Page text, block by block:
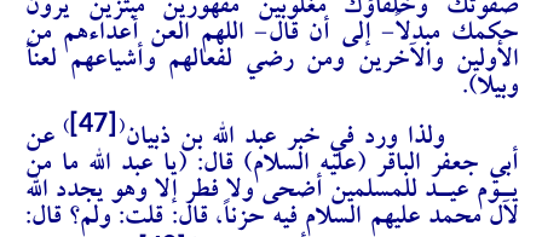
صفوتك وخلفاؤك مغلوبين مقهورين مبتزين يرون
حكمك مبدلاً- إلى أن قال- اللهم العن أعداءهم من
الأولين والآخرين ومن رضي لفعالهم وأشياعهم لعناً
وبيلا).
ولذا ورد في خبر عبد الله بن ذبيان(
) عن
أبي جعفر الباقر (عليه السلام) قال: (يا عبد الله ما من
يـوم عيـد للمسلمين أضحى ولا فطر إلا وهو يجدد الله
لآل محمد عليهم السلام فيه حزناً، قال: قلت: ولم؟ قال: